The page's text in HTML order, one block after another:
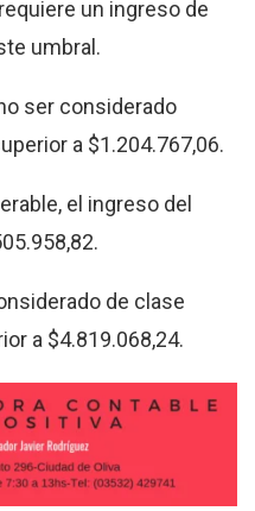
un ingreso de
umbral.
ser considerado
a $1.204.767,06.
el ingreso del
de clase
a $4.819.068,24.